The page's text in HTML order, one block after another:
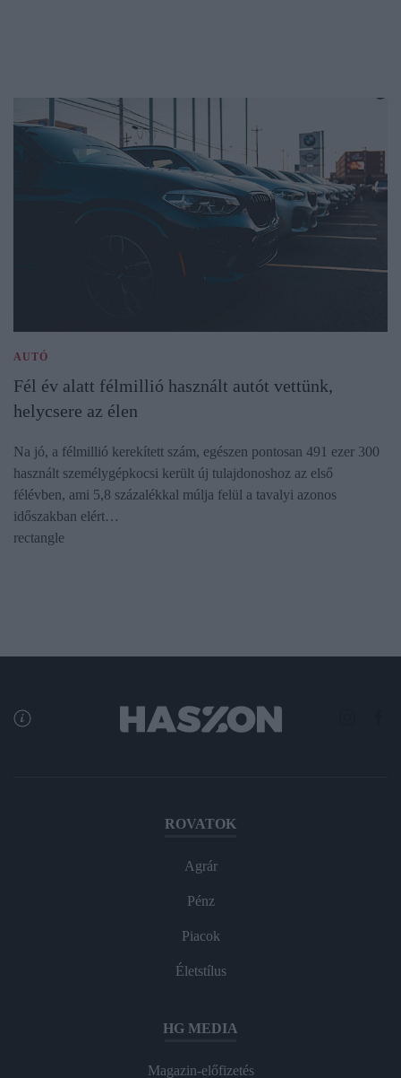
AUTÓ
Fél év alatt félmillió használt autót vettünk,
helycsere az élen
Na jó, a félmillió kerekített szám, egészen pontosan 491 ezer 300
használt személygépkocsi került új tulajdonoshoz az első
félévben, ami 5,8 százalékkal múlja felül a tavalyi azonos
időszakban elért…
rectangle
ROVATOK
Agrár
Pénz
Piacok
Életstílus
HG MEDIA
Magazin-előfizetés